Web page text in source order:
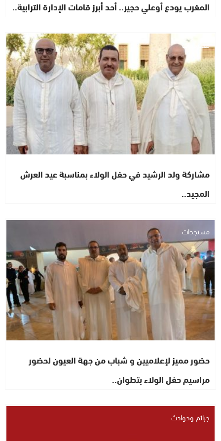
المغرب يودع أوعلي حجير.. أحد أبرز قامات الإدارة الترابية..
مستجدات
مشاركة ولد الرشيد في حفل الولاء بمناسبة عيد العرش
المجيد..
مستجدات
حضور مميز لإعلاميين و شباب من جهة العيون لحضور
مراسيم حفل الولاء بتطوان..
جرائم وحوادث